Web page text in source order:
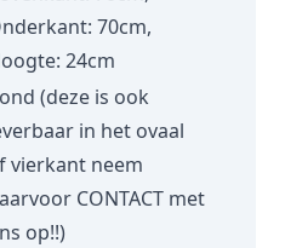
70cm,
24cm
(deze is ook
in het ovaal
vierkant neem
CONTACT met
op!!)